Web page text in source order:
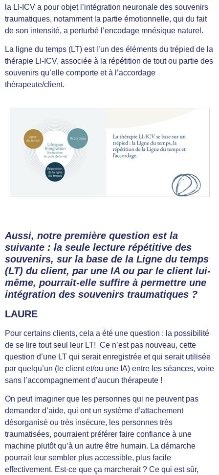
la LI-ICV a pour objet l’intégration neuronale des souvenirs
traumatiques, notamment la partie émotionnelle, qui du fait
de son intensité, a perturbé l’encodage mnésique naturel.
La ligne du temps (LT) est l’un des éléments du trépied de la
thérapie LI-ICV, associée à la répétition de tout ou partie des
souvenirs qu’elle comporte et à l’accordage
thérapeute/client.
Aussi, notre première question est la
suivante : la seule lecture répétitive des
souvenirs, sur la base de la Ligne du temps
(LT) du client, par une IA ou par le client lui-
même, pourrait-elle suffire à permettre une
intégration des souvenirs traumatiques ?
LAURE
Pour certains clients, cela a été une question : la possibilité
de se lire tout seul leur LT! Ce n’est pas nouveau, cette
question d’une LT qui serait enregistrée et qui serait utilisée
par quelqu’un (le client et/ou une IA) entre les séances, voire
sans l’accompagnement d’aucun thérapeute !
On peut imaginer que les personnes qui ne peuvent pas
demander d’aide, qui ont un système d’attachement
désorganisé ou très insécure, les personnes très
traumatisées, pourraient préférer faire confiance à une
machine plutôt qu’à un autre être humain. La démarche
pourrait leur sembler plus accessible, plus facile
effectivement. Est-ce que ça marcherait ? Ce qui est sûr,